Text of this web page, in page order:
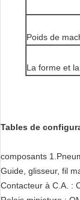
Poids de
La forme et
Tables de
composants
Guide, glisseur, fil
Contacteur à C.A. :